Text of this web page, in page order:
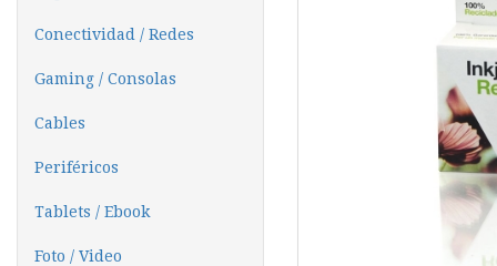
Conectividad / Redes
Gaming / Consolas
Cables
Periféricos
Tablets / Ebook
Foto / Video